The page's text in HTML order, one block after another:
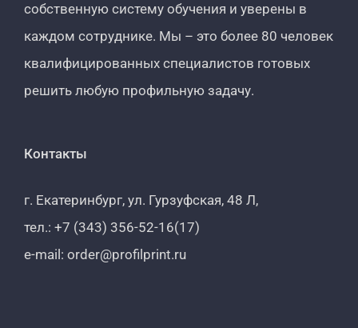
собственную систему обучения и уверены в
каждом сотруднике. Мы – это более 80 человек
квалифицированных специалистов готовых
решить любую профильную задачу.
Контакты
г. Екатеринбург, ул. Гурзуфская, 48 Л,
тел.: +7 (343) 356-52-16(17)
e-mail: order@profilprint.ru